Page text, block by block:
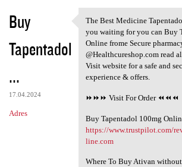
Buy
Tapentadol
...
17.04.2024
Adres
The Best Medicine
The Best Medicine
you waiting for you can Buy
Online frome Secure
@Healthcureshop.com read
Visit website for a safe and
experience & offers.
⏩⏩⏩ Visit For Order ⏪⏪⏪
Buy Tapentadol 100mg
https://www.trustpilot.com/
line.com
Where To Buy Ativan